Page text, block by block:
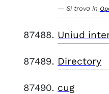
Si trova in
Uniud
Directory
cug